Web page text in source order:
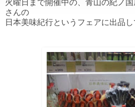
火曜日まで開催中の、青山の紀ノ
さんの
日本美味紀行というフェアに出品